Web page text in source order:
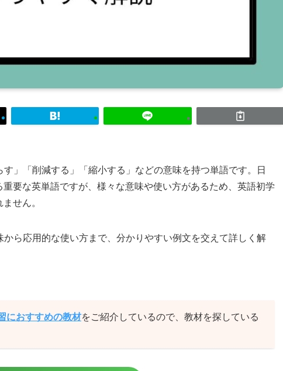
す」「削減する」「縮小する」などの意味を持つ単語です。日
要な英単語ですが、様々な意味や使い方があるため、英語初学
せん。
ら応用的な使い方まで、分かりやすい例文を交えて詳しく解
におすすめの教材をご紹介しているので、教材を探している